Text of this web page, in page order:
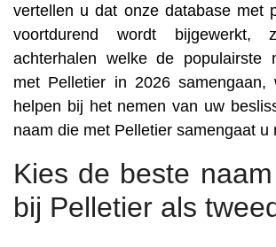
vertellen u dat onze database met
voortdurend wordt
achterhalen welke de populairste
met Pelletier in 2026
helpen bij het nemen van uw
naam die met Pelletier samengaat u
Kies de beste
bij Pelletier als